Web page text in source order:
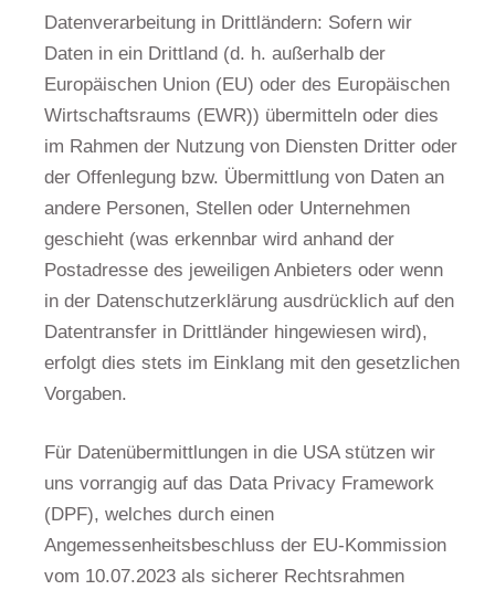
Datenverarbeitung in Drittländern: Sofern wir
Daten in ein Drittland (d. h. außerhalb der
Europäischen Union (EU) oder des Europäischen
Wirtschaftsraums (EWR)) übermitteln oder dies
im Rahmen der Nutzung von Diensten Dritter oder
der Offenlegung bzw. Übermittlung von Daten an
andere Personen, Stellen oder Unternehmen
geschieht (was erkennbar wird anhand der
Postadresse des jeweiligen Anbieters oder wenn
in der Datenschutzerklärung ausdrücklich auf den
Datentransfer in Drittländer hingewiesen wird),
erfolgt dies stets im Einklang mit den gesetzlichen
Vorgaben.
Für Datenübermittlungen in die USA stützen wir
uns vorrangig auf das Data Privacy Framework
(DPF), welches durch einen
Angemessenheitsbeschluss der EU-Kommission
vom 10.07.2023 als sicherer Rechtsrahmen